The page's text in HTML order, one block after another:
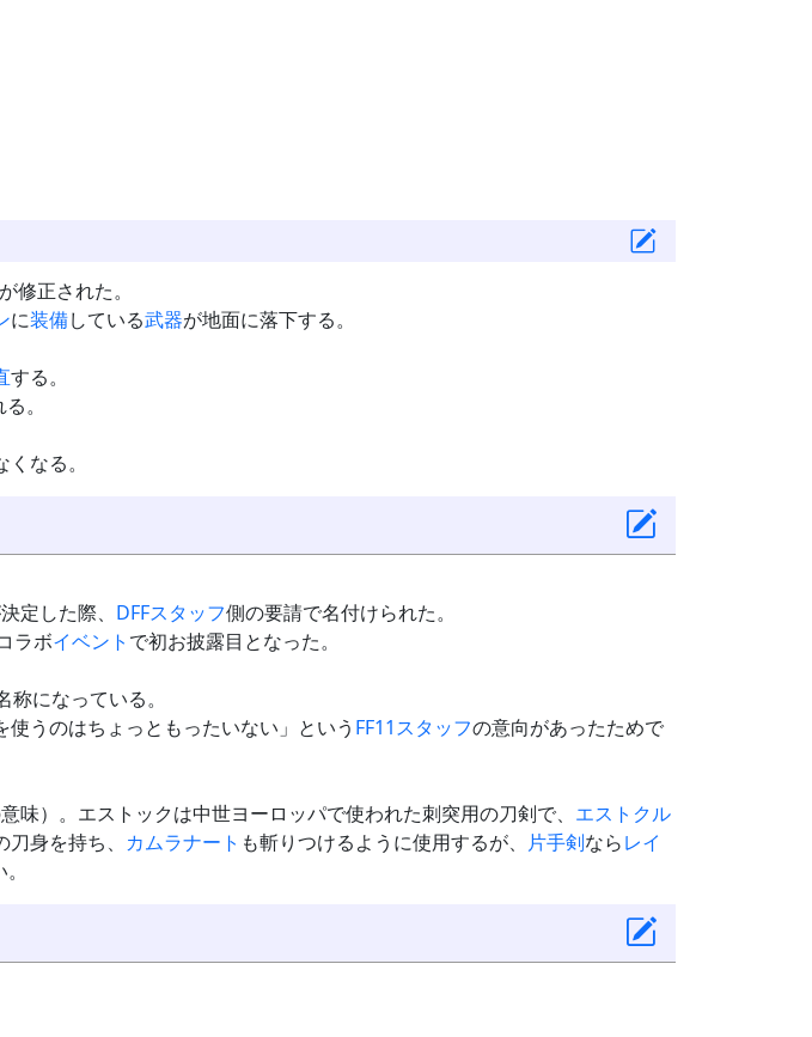
修正された。
に装備している武器が地面に落下する。
する。
。
なる。
定した際、 DFFスタッフ側の要請で名付けられた。
ラボイベント で初お披露目となった。
称になっている。
使うのはちょっともったいない」という FF11スタッフの意向があったためで
）。エストックは中世ヨーロッパで使われた刺突用の刀剣で、 エストクル
身を持ち、 カムラナート も斬りつけるように使用するが、 片手剣ならレイ